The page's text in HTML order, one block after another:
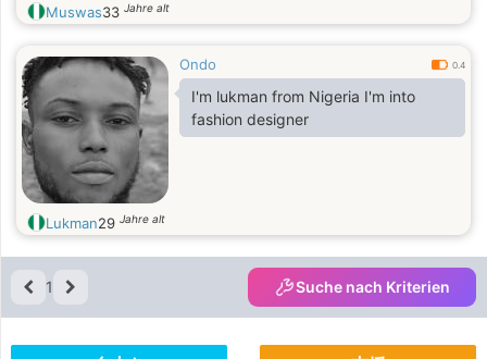
Muswas33 Jahre alt
Ondo 0.4
I'm lukman from Nigeria I'm into
fashion designer
Lukman29 Jahre alt
1 Suche nach Kriterien